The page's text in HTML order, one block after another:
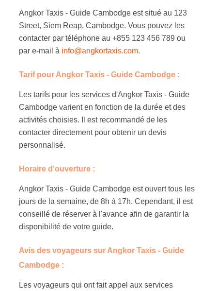
Angkor Taxis - Guide Cambodge est situé au 123
Street, Siem Reap, Cambodge. Vous pouvez les
contacter par téléphone au +855 123 456 789 ou
par e-mail à info@angkortaxis.com.
Tarif pour Angkor Taxis - Guide Cambodge :
Les tarifs pour les services d'Angkor Taxis - Guide
Cambodge varient en fonction de la durée et des
activités choisies. Il est recommandé de les
contacter directement pour obtenir un devis
personnalisé.
Horaire d'ouverture :
Angkor Taxis - Guide Cambodge est ouvert tous les
jours de la semaine, de 8h à 17h. Cependant, il est
conseillé de réserver à l'avance afin de garantir la
disponibilité de votre guide.
Avis des voyageurs sur Angkor Taxis - Guide
Cambodge :
Les voyageurs qui ont fait appel aux services